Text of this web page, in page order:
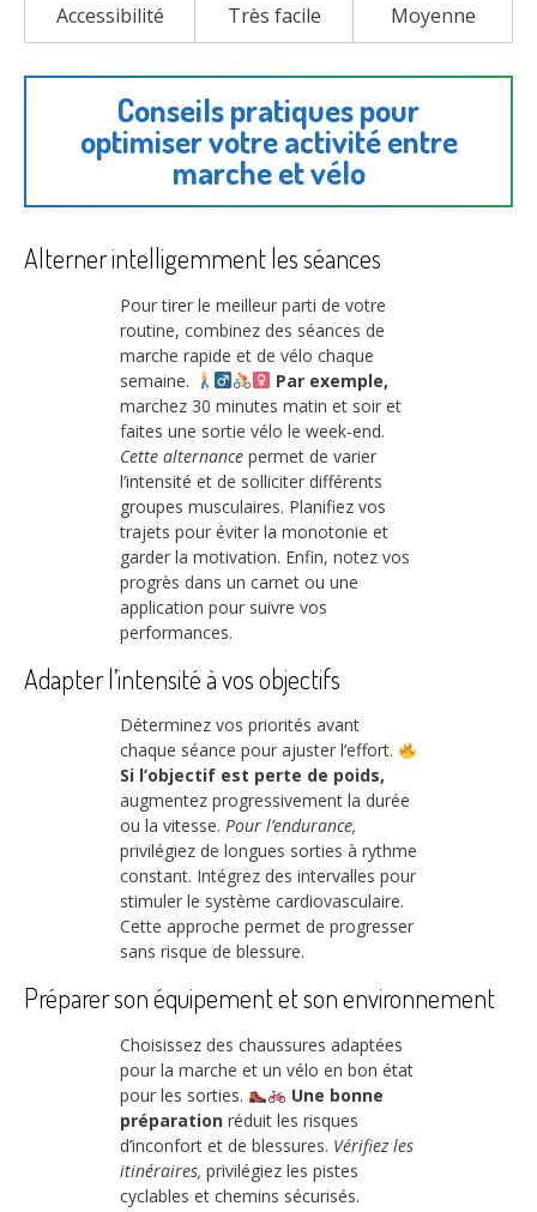
Accessibilité Très facile Moyenne
Conseils pratiques pour
optimiser votre activité entre
marche et vélo
Alterner intelligemment les séances
Pour tirer le meilleur parti de votre
routine, combinez des séances de
marche rapide et de vélo chaque
semaine.
Par exemple,
marchez 30 minutes matin et soir et
faites une sortie vélo le week-end.
Cette alternance permet de varier
l’intensité et de solliciter différents
groupes musculaires. Planifiez vos
trajets pour éviter la monotonie et
garder la motivation. Enfin, notez vos
progrès dans un carnet ou une
application pour suivre vos
performances.
Adapter l’intensité à vos objectifs
Déterminez vos priorités avant
chaque séance pour ajuster l’effort.
Si l’objectif est perte de poids,
augmentez progressivement la durée
ou la vitesse. Pour l’endurance,
privilégiez de longues sorties à rythme
constant. Intégrez des intervalles pour
stimuler le système cardiovasculaire.
Cette approche permet de progresser
sans risque de blessure.
Préparer son équipement et son environnement
Choisissez des chaussures adaptées
pour la marche et un vélo en bon état
pour les sorties.
Une bonne
préparation réduit les risques
d’inconfort et de blessures. Vérifiez les
itinéraires, privilégiez les pistes
cyclables et chemins sécurisés.